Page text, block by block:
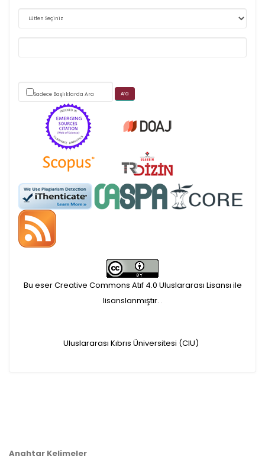
üzerinden yürütülmektedir.
Scimago's grade
APC ödemesi
Öndenetimden geçen
makaleler için, 100 Avro
Makale İşletim Ücreti (APC)
Sadece Başlıklarda Ara
Bu eser Creative Commons Atıf 4.0 Uluslararası Lisansı ile
lisanslanmıştır. .
Uluslararası Kıbrıs Üniversitesi (CIU)
Anahtar Kelimeler